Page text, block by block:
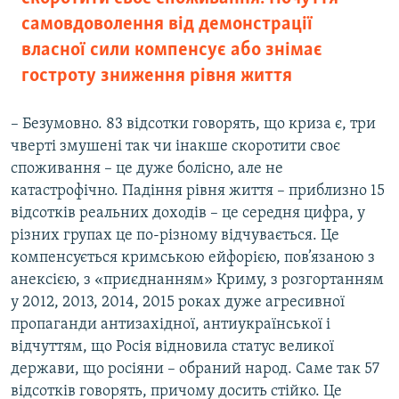
самовдоволення від демонстрації
власної сили компенсує або знімає
гостроту зниження рівня життя
– Безумовно. 83 відсотки говорять, що криза є, три
чверті змушені так чи інакше скоротити своє
споживання – це дуже болісно, але не
катастрофічно. Падіння рівня життя – приблизно 15
відсотків реальних доходів – це середня цифра, у
різних групах це по-різному відчувається. Це
компенсується кримською ейфорією, пов’язаною з
анексією, з «приєднанням» Криму, з розгортанням
у 2012, 2013, 2014, 2015 роках дуже агресивної
пропаганди антизахідної, антиукраїнської і
відчуттям, що Росія відновила статус великої
держави, що росіяни – обраний народ. Саме так 57
відсотків говорять, причому досить стійко. Це